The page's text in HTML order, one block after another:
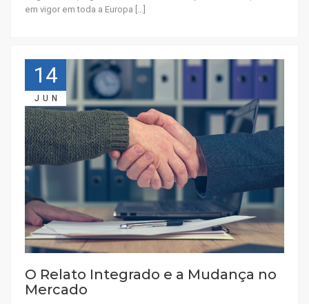
em vigor em toda a Europa […]
14
JUN
O Relato Integrado e a Mudança no
Mercado